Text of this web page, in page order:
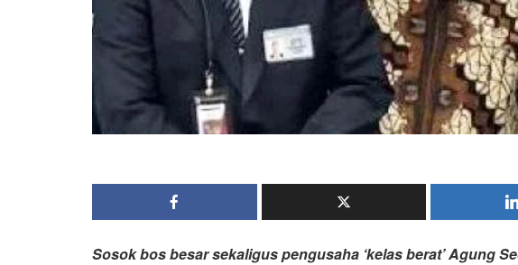
Sosok bos besar sekaligus pengusaha ‘kelas berat’ Agung